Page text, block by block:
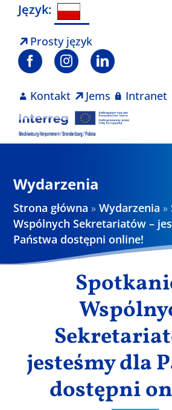
Skip
content
Język:
Prosty język
Kontakt Jems Intranet
Projekty
Aktualności
Wydarzenia
Strona główna »Wydarzenia »
Wspólnych Sekretariatów –
Państwa dostępni online!
jesteśmy dla
dostępni